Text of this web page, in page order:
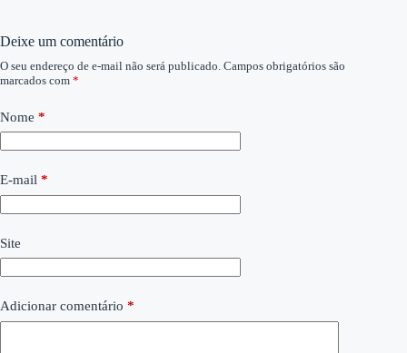
Deixe um comentário
O seu endereço de e-mail não será publicado. Campos obrigatórios são
marcados com *
Nome *
E-mail *
Site
Adicionar comentário *